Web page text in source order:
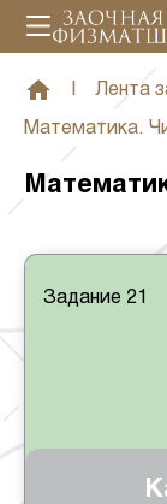
Лента
Математика.
Задание 21